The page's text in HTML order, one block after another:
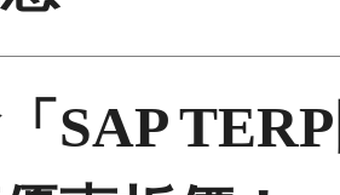
SAP